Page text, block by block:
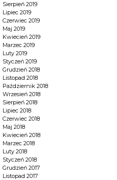
Sierpień 2019
Lipiec 2019
Czerwiec 2019
Maj 2019
Kwiecień 2019
Marzec 2019
Luty 2019
Styczeń 2019
Grudzień 2018
Listopad 2018
Październik 2018
Wrzesień 2018
Sierpień 2018
Lipiec 2018
Czerwiec 2018
Maj 2018
Kwiecień 2018
Marzec 2018
Luty 2018
Styczeń 2018
Grudzień 2017
Listopad 2017